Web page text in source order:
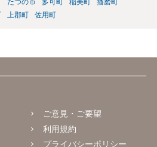
たつの市 多可町 稲美町
播磨町
上郡町 佐用町
ご意見・ご要望
利用規約
プライバシーポリシー